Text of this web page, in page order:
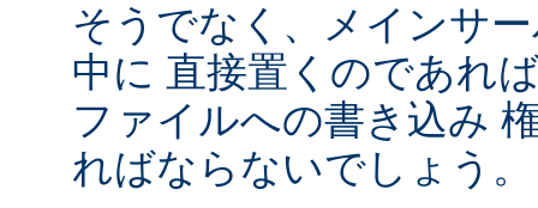
そうでなく、メインサ
中に 直接置くのであれ
ファイルへの書き込み
ればならないでしょう。